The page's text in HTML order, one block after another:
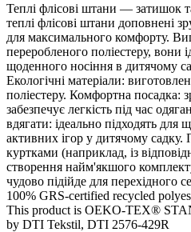
Теплі флісові штани — затишок
теплі флісові штани доповнені
для максимального комфорту.
переробленого поліестеру, вони
щоденного носіння в дитячому
Екологічні матеріали:
поліестеру. Комфортна посадка:
забезпечує легкість під час
вдягати: ідеально підходять для
активних ігор у дитячому садку.
куртками (наприклад, із
створення найм'якшого
чудово підійде для перехідного
100% GRS-certified recycled
This product is OEKO-TEX®
by DTI Tekstil, DTI 2576-429R